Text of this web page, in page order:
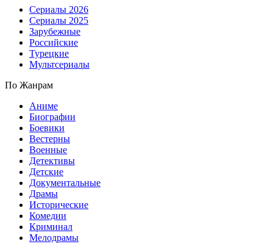
Сериалы 2026
Сериалы 2025
Зарубежные
Российские
Турецкие
Мультсериалы
По Жанрам
Аниме
Биографии
Боевики
Вестерны
Военные
Детективы
Детские
Документальные
Драмы
Исторические
Комедии
Криминал
Мелодрамы